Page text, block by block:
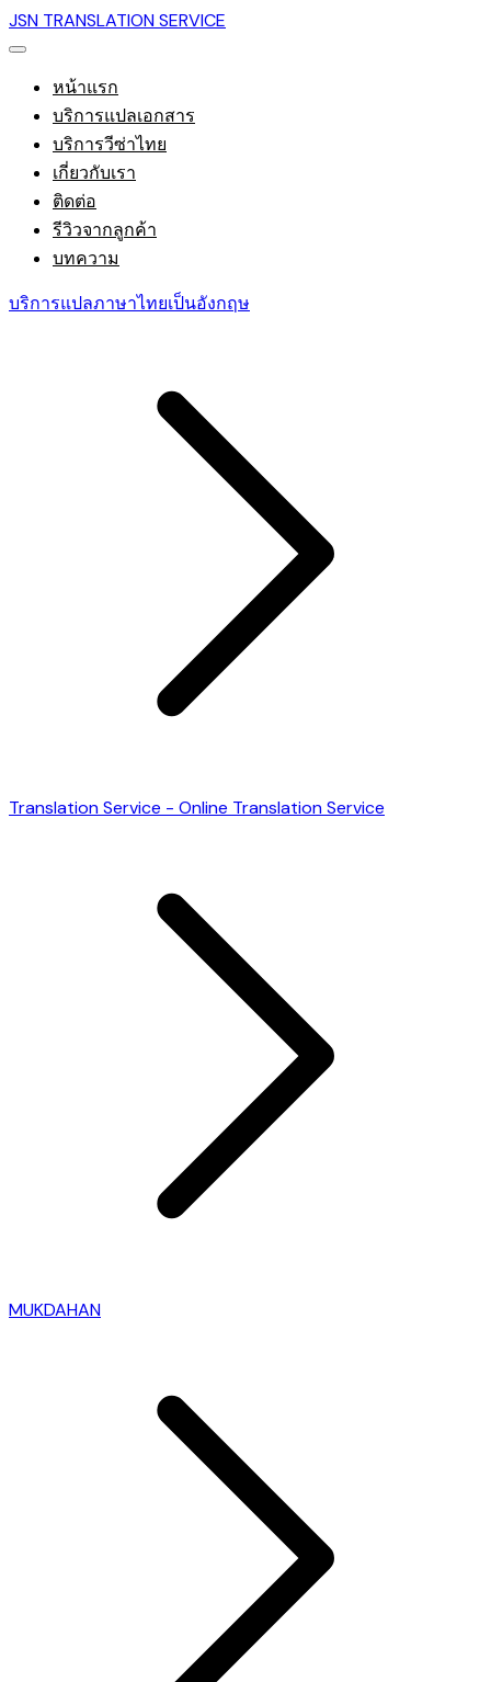
JSN TRANSLATION SERVICE
หน้าแรก
บริการแปลเอกสาร
บริการวีซ่าไทย
เกี่ยวกับเรา
ติดต่อ
รีวิวจากลูกค้า
บทความ
บริการแปลภาษาไทยเป็นอังกฤษ
Translation Service - Online Translation Service
MUKDAHAN